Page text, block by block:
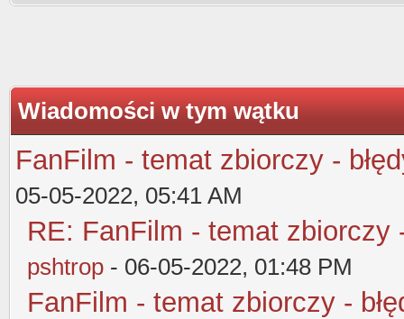
Wiadomości w tym wątku
FanFilm - temat zbiorczy -
05-05-2022, 05:41 AM
RE: FanFilm - temat zbiorczy
pshtrop - 06-05-2022, 01:48 PM
FanFilm - temat zbiorczy -